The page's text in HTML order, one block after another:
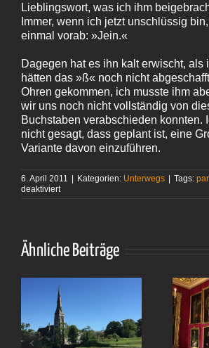
Lieblingswort, was ich ihm
Immer, wenn ich jetzt unschlüssig
einmal vorab: »Jein.«
Dagegen hat es ihn kalt erwischt, als
hätten das »ß« noch nicht
Ohren gekommen, ich musste ihm
wir uns noch nicht vollständig von
Buchstaben verabschieden konnten.
nicht gesagt, dass geplant ist, eine
Variante davon einzuführen.
6. April 2011 | Kategorien: Unterwegs | Tags:
deaktiviertfür
Ähnliche Beiträge